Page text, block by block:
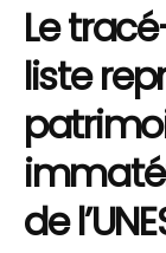
Le
liste
de